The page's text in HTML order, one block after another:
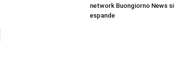
network Buongiorno News si
espande